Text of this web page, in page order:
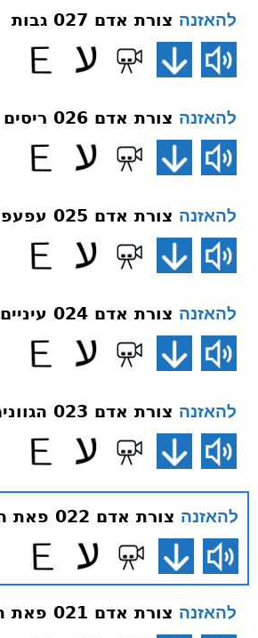
להאזנה צורת אדם 027 גבות
להאזנה צורת אדם 026 ריסים
להאזנה צורת אדם 025 עפעפים
להאזנה צורת אדם 024 עיניים בת עין
להאזנה צורת אדם 023 הגוונים שבעין
להאזנה צורת אדם 022 פאת הזקן
להאזנה צורת אדם 021 פאת הראש